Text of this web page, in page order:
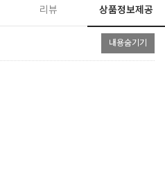
리뷰 상품정보제공
내용숨기기